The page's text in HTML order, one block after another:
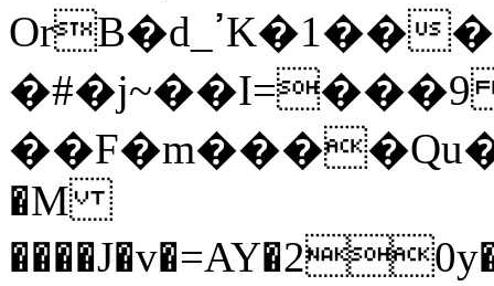
OrB�d_ߴK�1�����*@����X*��R]P8�H�O���J�
�M